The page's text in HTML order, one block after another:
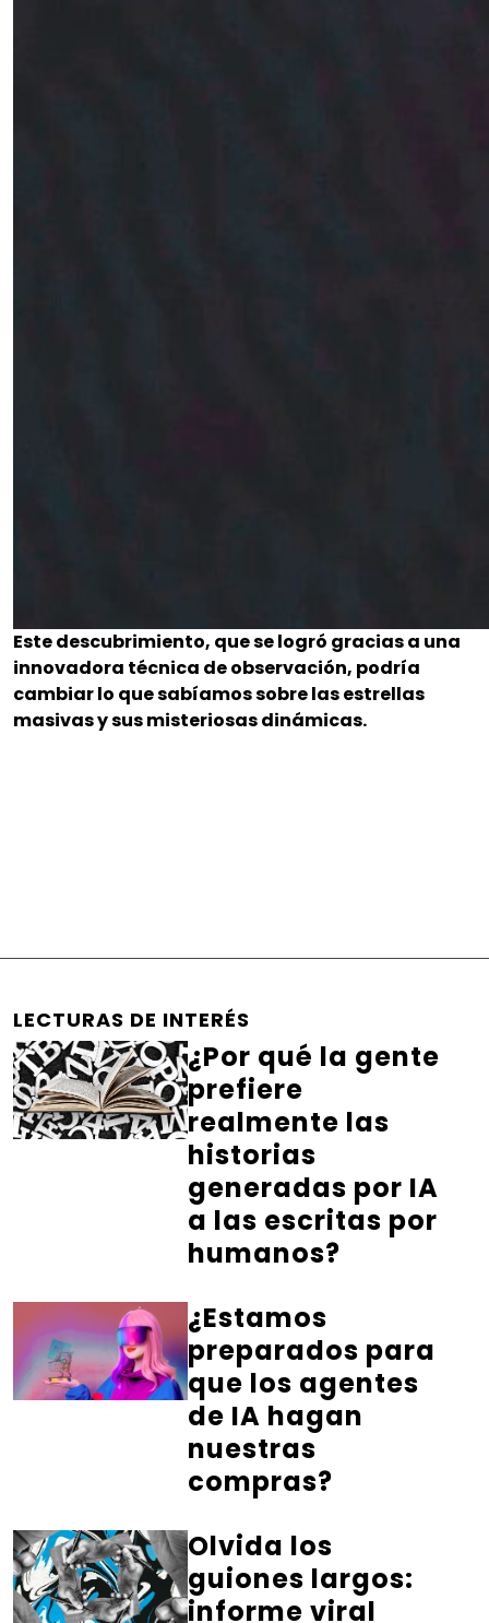
Este descubrimiento, que se logró gracias a una
innovadora técnica de observación, podría
cambiar lo que sabíamos sobre las estrellas
masivas y sus misteriosas dinámicas.
LECTURAS DE INTERÉS
¿Por qué la gente
prefiere
realmente las
historias
generadas por IA
a las escritas por
humanos?
¿Estamos
preparados para
que los agentes
de IA hagan
nuestras
compras?
Olvida los
guiones largos:
informe viral